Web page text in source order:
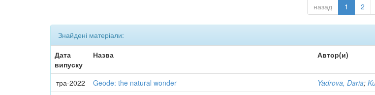
назад 1 2
Знайдені матеріали:
Дата
випуску
Назва Автор(и)
тра-2022 Geode: the natural wonder Yadrova, Daria;